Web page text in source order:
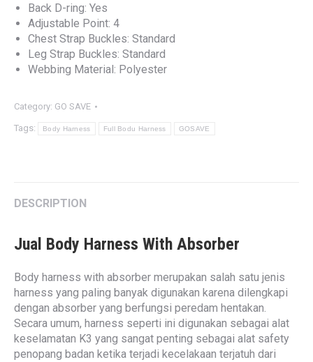
Back D-ring: Yes
Adjustable Point: 4
Chest Strap Buckles: Standard
Leg Strap Buckles: Standard
Webbing Material: Polyester
Category: GO SAVE
Tags: Body Harness Full Bodu Harness GOSAVE
DESCRIPTION
Jual Body Harness With Absorber
Body harness with absorber merupakan salah satu jenis
harness yang paling banyak digunakan karena dilengkapi
dengan absorber yang berfungsi peredam hentakan.
Secara umum, harness seperti ini digunakan sebagai alat
keselamatan K3 yang sangat penting sebagai alat safety
penopang badan ketika terjadi kecelakaan terjatuh dari